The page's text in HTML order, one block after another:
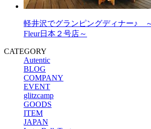
軽井沢でグランピングディナー♪
Fleur日本２号店～
CATEGORY
Autentic
BLOG
COMPANY
EVENT
glitzcamp
GOODS
ITEM
JAPAN